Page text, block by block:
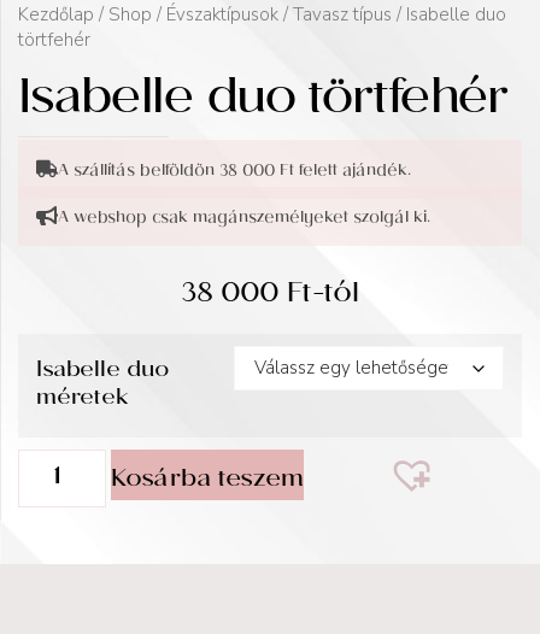
Kezdőlap / Shop / Évszaktípusok /Tavasz típus / Isabelle duo
törtfehér
Isabelle duo törtfehér
A szállítás belföldön 38 000 Ft felett ajándék.
A webshop csak magánszemélyeket szolgál ki.
38 000Ft-tól
Isabelle duo
méretek
Kosárba teszem